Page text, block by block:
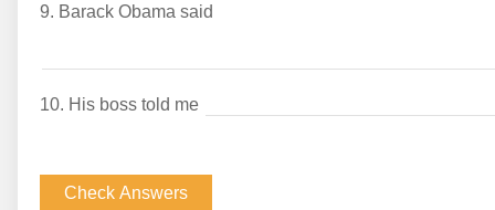
9. Barack Obama said
10. His boss told me